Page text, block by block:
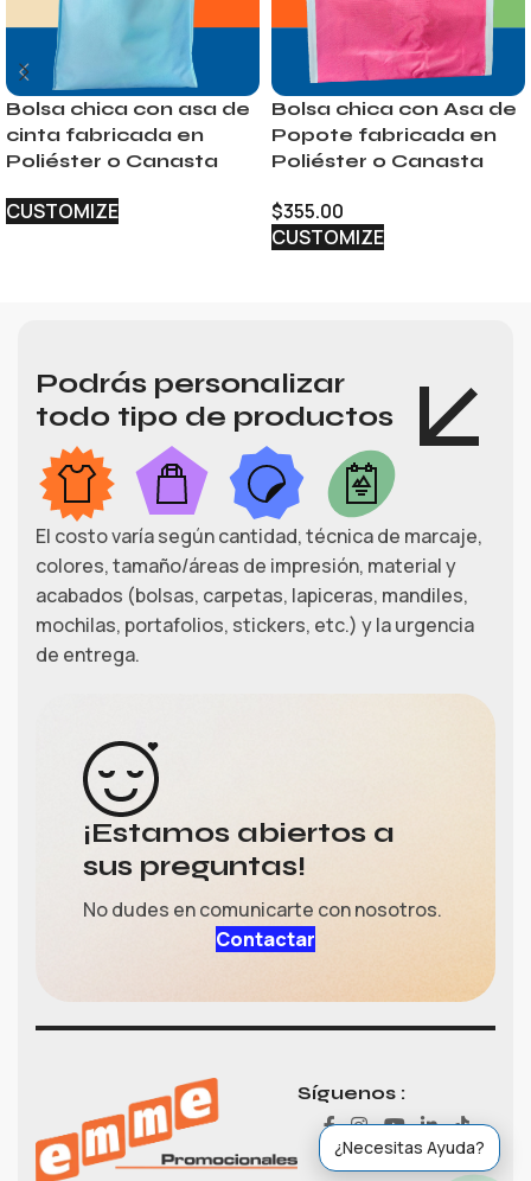
Bolsa chica con asa de
cinta fabricada en
Poliéster o Canasta
CUSTOMIZE
Bolsa chica con Asa de
Popote fabricada en
Poliéster o Canasta
$355.00
CUSTOMIZE
Podrás personalizar
todo tipo de productos
El costo varía según cantidad, técnica de marcaje,
colores, tamaño/áreas de impresión, material y
acabados (bolsas, carpetas, lapiceras, mandiles,
mochilas, portafolios, stickers, etc.) y la urgencia
de entrega.
¡Estamos abiertos a
sus preguntas!
No dudes en comunicarte con nosotros.
Contactar
Síguenos :
¿Necesitas Ayuda?
›
Ventas (María)
Ventas